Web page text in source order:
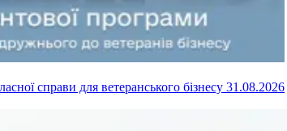
справи для ветеранського бізнесу 31.08.2026